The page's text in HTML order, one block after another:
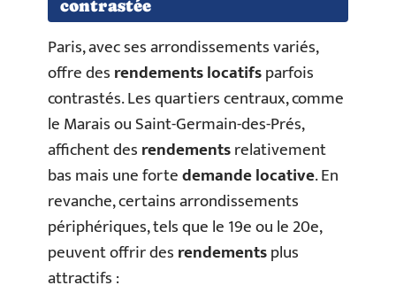
contrastée
Paris, avec ses arrondissements variés,
offre desrendements locatifsparfois
contrastés. Les quartiers centraux, comme
le Marais ou Saint-Germain-des-Prés,
affichent desrendementsrelativement
bas mais une fortedemande locative. En
revanche, certains arrondissements
périphériques, tels que le 19e ou le 20e,
peuvent offrir desrendementsplus
attractifs :